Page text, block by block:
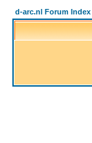
d-arc.nl Forum Index